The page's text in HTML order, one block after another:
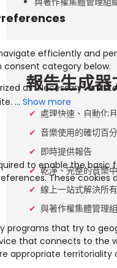
Show more
to enable the
These
programs that try to
that connects to the
appropriate territoriality
報告生成器
處理快速、自動化
音樂使用的確切百
即時提供報告
乾淨、完整的音樂
線上一站式解決所
與著作權集體管理